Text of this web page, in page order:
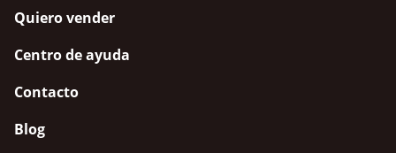
Quiero vender
Centro de ayuda
Contacto
Blog